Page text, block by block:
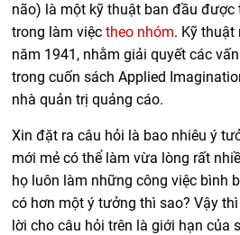
não) là một kỹ thuật ban đầu được
trong làm việctheo nhóm. Kỹ
năm 1941, nhằm giải quyết các
trong cuốn sách Applied
nhà quản trị quảng cáo.
Xin đặt ra câu hỏi là bao nhiêu ý
mới mẻ có thể làm vừa lòng rất
họ luôn làm những công việc bình
có hơn một ý tưởng thì sao? Vậy
lời cho câu hỏi trên là giới hạn của